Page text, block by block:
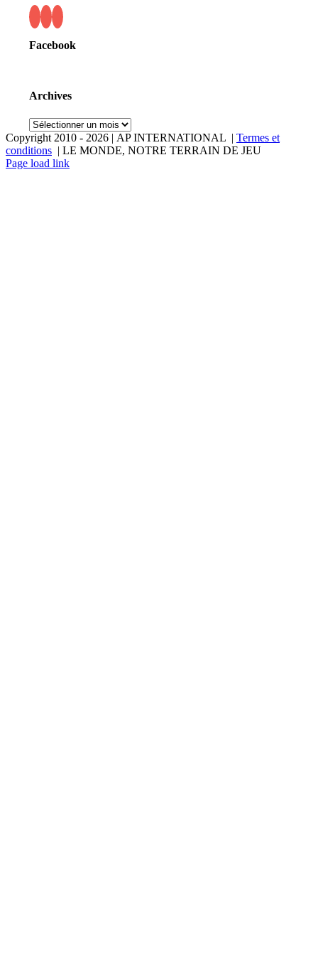
Facebook
Archives
Archives
Copyright 2010 - 2026 | AP INTERNATIONAL | Termes et
conditions | LE MONDE, NOTRE TERRAIN DE JEU
LinkedIn
YouTube
Page load link